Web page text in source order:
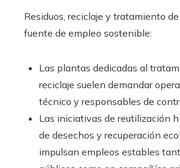
Residuos, reciclaje y tratamiento
fuente de empleo sostenible:
Las plantas dedicadas al
reciclaje suelen demandar
técnico y responsables de
Las iniciativas de reutilización
de desechos y recuperación
impulsan empleos estables